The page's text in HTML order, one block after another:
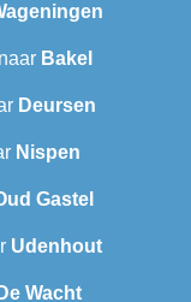
naar Bakel
Deursen
Nispen
Gastel
Udenhout
De Wacht